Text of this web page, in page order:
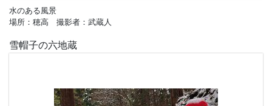
水のある風景
場所：穂高 撮影者：武蔵人
雪帽子の六地蔵